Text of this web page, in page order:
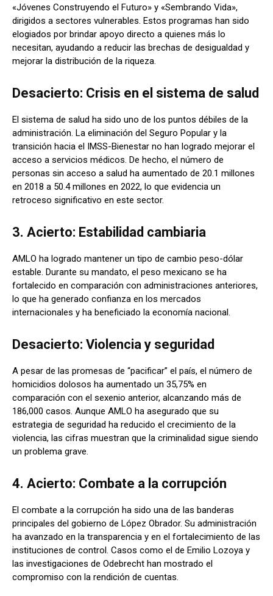
«Jóvenes Construyendo el Futuro» y «Sembrando Vida»,
dirigidos a sectores vulnerables. Estos programas han sido
elogiados por brindar apoyo directo a quienes más lo
necesitan, ayudando a reducir las brechas de desigualdad y
mejorar la distribución de la riqueza.
Desacierto: Crisis en el sistema de salud
El sistema de salud ha sido uno de los puntos débiles de la
administración. La eliminación del Seguro Popular y la
transición hacia el IMSS-Bienestar no han logrado mejorar el
acceso a servicios médicos. De hecho, el número de
personas sin acceso a salud ha aumentado de 20.1 millones
en 2018 a 50.4 millones en 2022, lo que evidencia un
retroceso significativo en este sector.
3. Acierto: Estabilidad cambiaria
AMLO ha logrado mantener un tipo de cambio peso-dólar
estable. Durante su mandato, el peso mexicano se ha
fortalecido en comparación con administraciones anteriores,
lo que ha generado confianza en los mercados
internacionales y ha beneficiado la economía nacional.
Desacierto: Violencia y seguridad
A pesar de las promesas de “pacificar” el país, el número de
homicidios dolosos ha aumentado un 35,75% en
comparación con el sexenio anterior, alcanzando más de
186,000 casos. Aunque AMLO ha asegurado que su
estrategia de seguridad ha reducido el crecimiento de la
violencia, las cifras muestran que la criminalidad sigue siendo
un problema grave.
4. Acierto: Combate a la corrupción
El combate a la corrupción ha sido una de las banderas
principales del gobierno de López Obrador. Su administración
ha avanzado en la transparencia y en el fortalecimiento de las
instituciones de control. Casos como el de Emilio Lozoya y
las investigaciones de Odebrecht han mostrado el
compromiso con la rendición de cuentas.